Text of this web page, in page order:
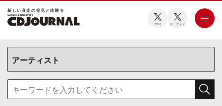
新しい⾳楽の発⾒と体験を
CDJ オーディオ